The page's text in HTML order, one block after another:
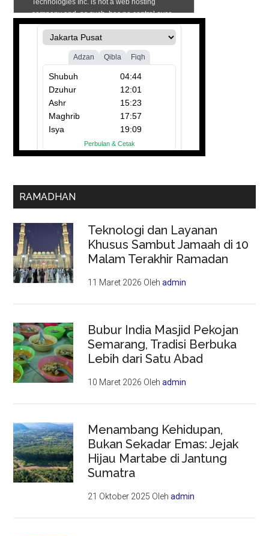
RAMADHAN
Teknologi dan Layanan
Khusus Sambut Jamaah di 10
Malam Terakhir Ramadan
11 Maret 2026 Olehadmin
Bubur India Masjid Pekojan
Semarang, Tradisi Berbuka
Lebih dari Satu Abad
10 Maret 2026 Olehadmin
Menambang Kehidupan,
Bukan Sekadar Emas: Jejak
Hijau Martabe di Jantung
Sumatra
21 Oktober 2025 Olehadmin